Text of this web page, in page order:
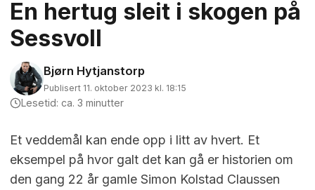
En hertug sleit i skogen på
Sessvoll
Bjørn Hytjanstorp
Publisert 11. oktober 2023 kl. 18:15
Lesetid: ca. 3 minutter
Et veddemål kan ende opp i litt av hvert. Et
eksempel på hvor galt det kan gå er historien om
den gang 22 år gamle Simon Kolstad Claussen